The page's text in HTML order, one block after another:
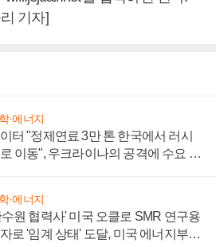
기자]
·에너지
터 "정제연료 3만 톤 한국에서 러시
이동", 우크라이나의 공격에 수요 늘
·에너지
원 협력사' 미국 오클로 SMR 연구용
로 '임계 상태' 도달, 미국 에너지부